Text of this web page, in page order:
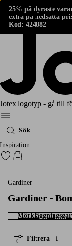
25% på dyraste
extra på nedsatta
Kod: 424882
Jotex logotyp - gå till
Meny
Sök
Inspiration
Gå tillGå till kundvagnen
Gardiner
Gardiner -
Filtrera 1